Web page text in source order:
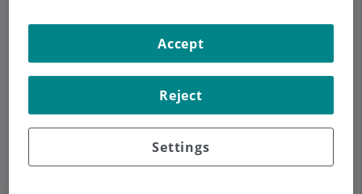
DescripcióServeisEquipContacteDades d'interès
Horari
PsiquiaTEKSettings
Reject
Accept